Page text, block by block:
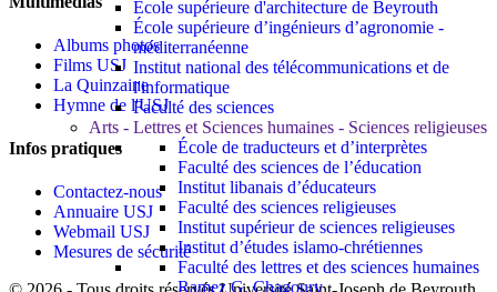
École supérieure d'architecture de Beyrouth
École supérieure d’ingénieurs d’agronomie -
méditerranéenne
Institut national des télécommunications et de
l'informatique
Faculté des sciences
Arts - Lettres et Sciences humaines - Sciences religieuses
École de traducteurs et d’interprètes
Faculté des sciences de l’éducation
Institut libanais d’éducateurs
Faculté des sciences religieuses
Institut supérieur de sciences religieuses
Institut d’études islamo-chrétiennes
Faculté des lettres et des sciences humaines
Ramez G. Chagoury
Albums photos
Films USJ
La Quinzaine
Hymne de l'USJ
Infos pratiques
Contactez-nous
Annuaire USJ
Webmail USJ
Mesures de sécurité